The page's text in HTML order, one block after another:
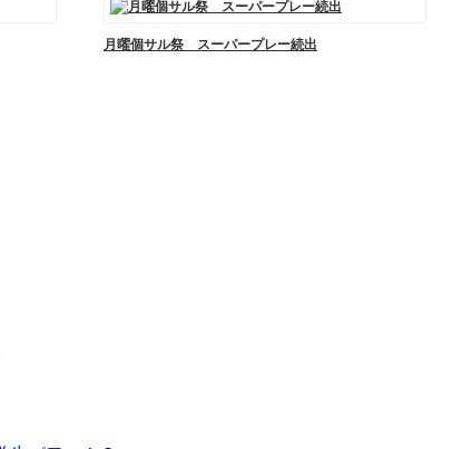
月曜個サル祭 スーパープレー続出